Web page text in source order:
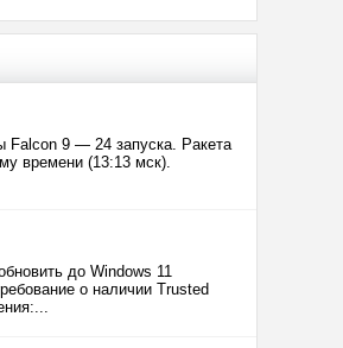
Falcon 9 — 24 запуска. Ракета
времени (13:13 мск).
до Windows 11
о наличии Trusted